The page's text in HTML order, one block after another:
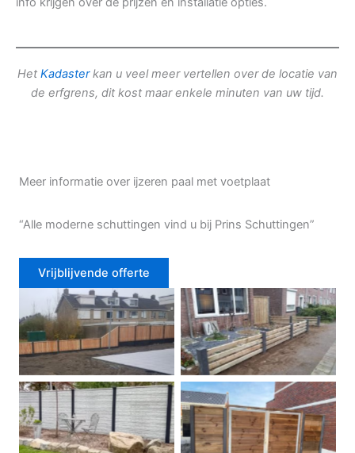
Het Kadasterkan u veel meer vertellen over de locatie van
de erfgrens, dit kost maar enkele minuten van uw tijd.
Meer informatie over ijzeren paal met voetplaat
“Alle moderne schuttingen vind u bij Prins Schuttingen”
Vrijblijvende offerte
Douglas schutting Tuinhek voortuin
Betonschutting
Dubbele poort